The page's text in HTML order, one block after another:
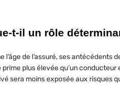
t-il un rôle
l’âge de l’assuré, ses antécédents
plus élevée qu’un conducteur
sera moins exposée aux risques